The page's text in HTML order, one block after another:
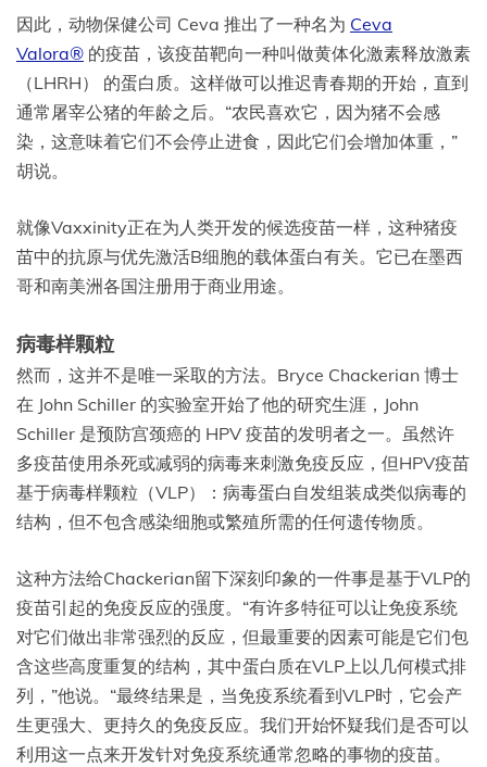
因此，动物保健公司 Ceva 推出了一种名为 Ceva
Valora® 的疫苗，该疫苗靶向一种叫做黄体化激素释放激素
（LHRH） 的蛋白质。这样做可以推迟青春期的开始，直到
通常屠宰公猪的年龄之后。“农民喜欢它，因为猪不会感
染，这意味着它们不会停止进食，因此它们会增加体重，”
胡说。
就像Vaxxinity正在为人类开发的候选疫苗一样，这种猪疫
苗中的抗原与优先激活B细胞的载体蛋白有关。它已在墨西
哥和南美洲各国注册用于商业用途。
病毒样颗粒
然而，这并不是唯一采取的方法。Bryce Chackerian 博士
在 John Schiller 的实验室开始了他的研究生涯，John
Schiller 是预防宫颈癌的 HPV 疫苗的发明者之一。虽然许
多疫苗使用杀死或减弱的病毒来刺激免疫反应，但HPV疫苗
基于病毒样颗粒（VLP）：病毒蛋白自发组装成类似病毒的
结构，但不包含感染细胞或繁殖所需的任何遗传物质。
这种方法给Chackerian留下深刻印象的一件事是基于VLP的
疫苗引起的免疫反应的强度。“有许多特征可以让免疫系统
对它们做出非常强烈的反应，但最重要的因素可能是它们包
含这些高度重复的结构，其中蛋白质在VLP上以几何模式排
列，”他说。“最终结果是，当免疫系统看到VLP时，它会产
生更强大、更持久的免疫反应。我们开始怀疑我们是否可以
利用这一点来开发针对免疫系统通常忽略的事物的疫苗。